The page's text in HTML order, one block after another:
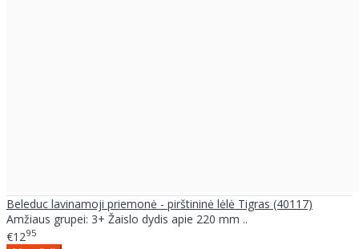
Beleduc lavinamoji priemonė - pirštininė lėlė Tigras (40117)
Amžiaus grupei: 3+ Žaislo dydis apie 220 mm ..
€1295